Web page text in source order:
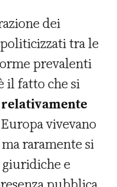
dei
tra le
prevalenti
il fatto che si
vivevano
raramente si
e